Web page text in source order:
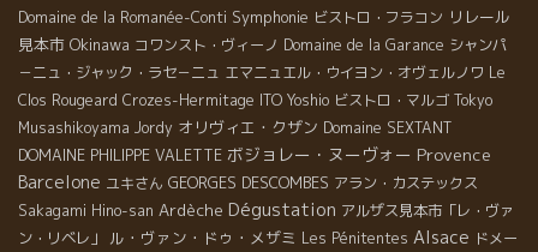
Domaine de la Romanée-Conti Symphonie ビストロ・フラコン リレール
見本市 Okinawa コワンスト・ヴィーノ Domaine de la Garance シャンパ
－ニュ・ジャック・ラセ－ニュ エマニュエル・ウイヨン・オヴェルノワ Le
Clos Rougeard Crozes-Hermitage ITO Yoshio ビストロ・マルゴ Tokyo
Musashikoyama Jordy オリヴィエ・クザン Domaine SEXTANT
DOMAINE PHILIPPE VALETTE ボジョレー・ヌーヴォー Provence
Barcelone ユキさん GEORGES DESCOMBES アラン・カステックス
Sakagami Hino-san Ardèche Dégustation アルザス見本市「レ・ヴァ
ン・リベレ」
ル・ヴァン・ドゥ・メザミ Les Pénitentes Alsace ドメー